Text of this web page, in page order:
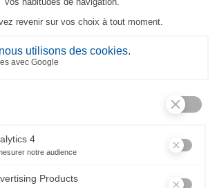
Les Patineurs Geschirrtuch
23,80 €